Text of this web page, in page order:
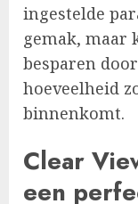
ingestelde
gemak, maar
besparen
hoeveelheid
binnenkomt.
Clear
een